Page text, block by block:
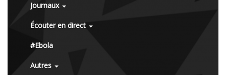
Journaux
Écouter en direct
#Ebola
Autres